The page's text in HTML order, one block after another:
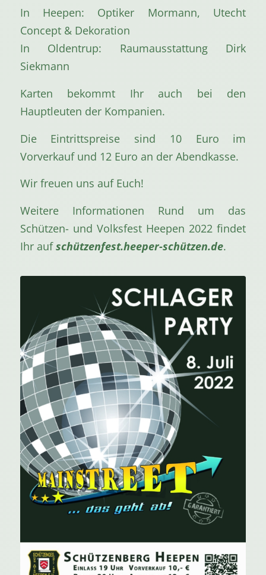
In Heepen: Optiker Mormann, Utecht
Concept & Dekoration
In Oldentrup: Raumausstattung Dirk
Siekmann
Karten bekommt Ihr auch bei den
Hauptleuten der Kompanien.
Die Eintrittspreise sind 10 Euro im
Vorverkauf und 12 Euro an der Abendkasse.
Wir freuen uns auf Euch!
Weitere Informationen Rund um das
Schützen- und Volksfest Heepen 2022 findet
Ihr aufschützenfest.heeper-schützen.de.